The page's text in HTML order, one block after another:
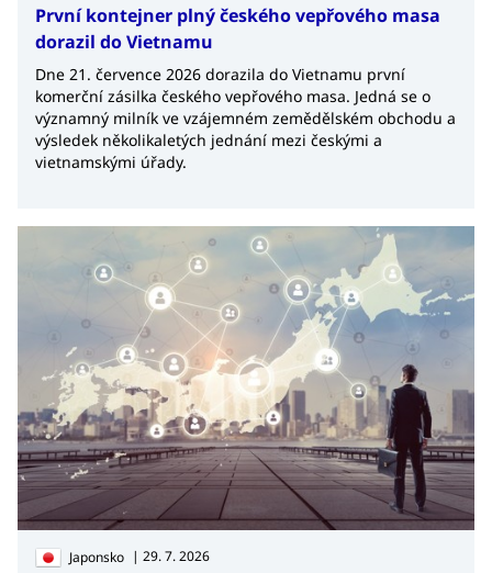
První kontejner plný českého vepřového masa
dorazil do Vietnamu
Dne 21. července 2026 dorazila do Vietnamu první
komerční zásilka českého vepřového masa. Jedná se o
významný milník ve vzájemném zemědělském obchodu a
výsledek několikaletých jednání mezi českými a
vietnamskými úřady.
Japonsko | 29. 7. 2026